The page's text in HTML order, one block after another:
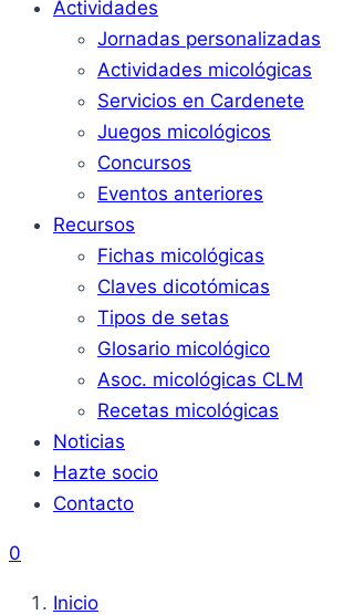
Actividades
Jornadas personalizadas
Actividades micológicas
Servicios en Cardenete
Juegos micológicos
Concursos
Eventos anteriores
Recursos
Fichas micológicas
Claves dicotómicas
Tipos de setas
Glosario micológico
Asoc. micológicas CLM
Recetas micológicas
Noticias
Hazte socio
Contacto
0
Inicio